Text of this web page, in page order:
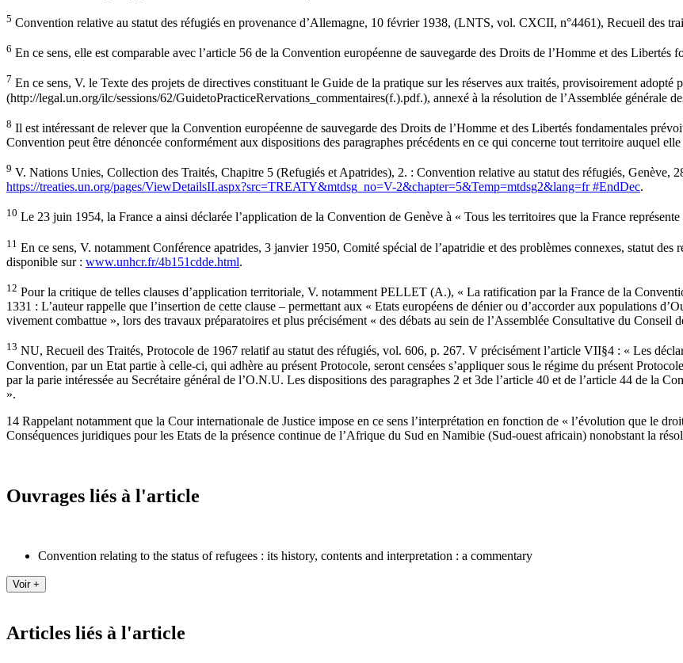
5 Convention relative au statut des réfugiés en provenance d’Allemagne, 10 février 1938, (LNTS, vol. CXCII, n°4461), Recueil des
6 En ce sens, elle est comparable avec l’article 56 de la Convention européenne de sauvegarde des Droits de l’Homme et des Libertés
7 En ce sens, V. le Texte des projets de directives constituant le Guide de la pratique sur les réserves aux traités, provisoirement
(http://legal.un.org/ilc/sessions/62/GuidetoPracticeRervations_commentaires(f.).pdf.), annexé à la résolution de l’Assemblée générale
8 Il est intéressant de relever que la Convention européenne de sauvegarde des Droits de l’Homme et des Libertés fondamentales
Convention peut être dénoncée conformément aux dispositions des paragraphes précédents en ce qui concerne tout territoire auquel
9 V. Nations Unies, Collection des Traités, Chapitre 5 (Refugiés et Apatrides), 2. : Convention relative au statut des réfugiés, Genève,
https://treaties.un.org/pages/ViewDetailsII.aspx?src=TREATY&mtdsg_no=V-2&chapter=5&Temp=mtdsg2&lang=fr #EndDec.
10 Le 23 juin 1954, la France a ainsi déclarée l’application de la Convention de Genève à « Tous les territoires que la France
11 En ce sens, V. notamment Conférence apatrides, 3 janvier 1950, Comité spécial de l’apatridie et des problèmes connexes, statut
disponible sur : www.unhcr.fr/4b151cdde.html.
12 Pour la critique de telles clauses d’application territoriale, V. notamment PELLET (A.), « La ratification par la France de la
1331 : L’auteur rappelle que l’insertion de cette clause – permettant aux « Etats européens de dénier ou d’accorder aux populations
vivement combattue », lors des travaux préparatoires et plus précisément « des débats au sein de l’Assemblée Consultative du Conseil
13 NU, Recueil des Traités, Protocole de 1967 relatif au statut des réfugiés, vol. 606, p. 267. V précisément l’article VII§4 : « Les
Convention, par un Etat partie à celle-ci, qui adhère au présent Protocole, seront censées s’appliquer sous le régime du présent
par la parie intéressée au Secrétaire général de l’O.N.U. Les dispositions des paragraphes 2 et 3de l’article 40 et de l’article 44 de la
».
14 Rappelant notamment que la Cour internationale de Justice impose en ce sens l’interprétation en fonction de « l’évolution que le
Conséquences juridiques pour les Etats de la présence continue de l’Afrique du Sud en Namibie (Sud-ouest africain) nonobstant la
Ouvrages liés à l'article
Convention relating to the status of refugees : its history, contents and interpretation : a commentary
Articles liés à l'article